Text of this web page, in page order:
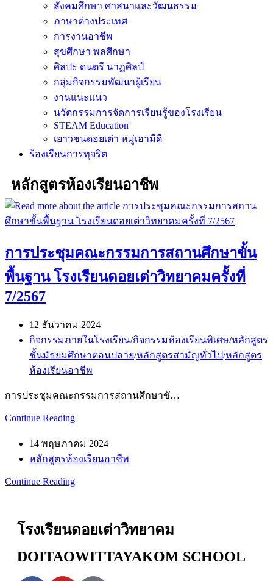
สังคมศึกษา ศาสนาและวัฒนธรรม
ภาษาต่างประเทศ
การงานอาชีพ
สุขศึกษา พลศึกษา
ศิลปะ ดนตรี นาฏศิลป์
กลุ่มกิจกรรมพัฒนาผู้เรียน
งานแนะแนว
นวัตกรรมการจัดการเรียนรู้ของโรงเรียน
STEAM Education
เยาวชนดอยเต่า หมู่เฮามีดี
ร้องเรียนการทุจริต
หลักสูตรห้องเรียนอาชีพ
การประชุมคณะกรรมการสถานศึกษาขั้น
พื้นฐาน โรงเรียนดอยเต่าวิทยาคมครั้งที่
7/2567
12 ธันวาคม 2024
กิจกรรมภายในโรงเรียน/กิจกรรมห้องเรียนพิเศษ/หลักสูตร
ชั้นมัธยมศึกษาตอนปลาย/หลักสูตรสามัญทั่วไป/หลักสูตร
ห้องเรียนอาชีพ
การประชุมคณะกรรมการสถานศึกษาขั…
Continue Reading
14 พฤษภาคม 2024
หลักสูตรห้องเรียนอาชีพ
Continue Reading
โรงเรียนดอยเต่าวิทยาคม
DOITAOWITTAYAKOM SCHOOL